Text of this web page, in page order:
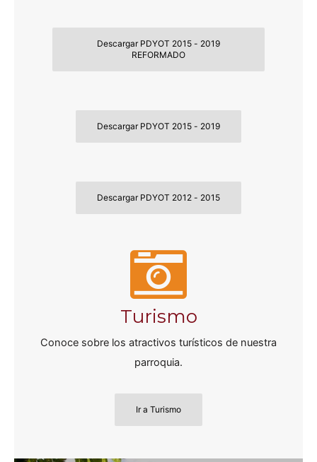
Descargar PDYOT 2015 - 2019
REFORMADO
Descargar PDYOT 2015 - 2019
Descargar PDYOT 2012 - 2015
Turismo
Conoce sobre los atractivos turísticos de nuestra
parroquia.
Ir a Turismo